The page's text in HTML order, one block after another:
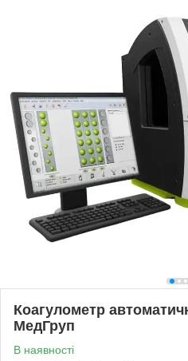
Коагулометр
МедГруп
В наявності